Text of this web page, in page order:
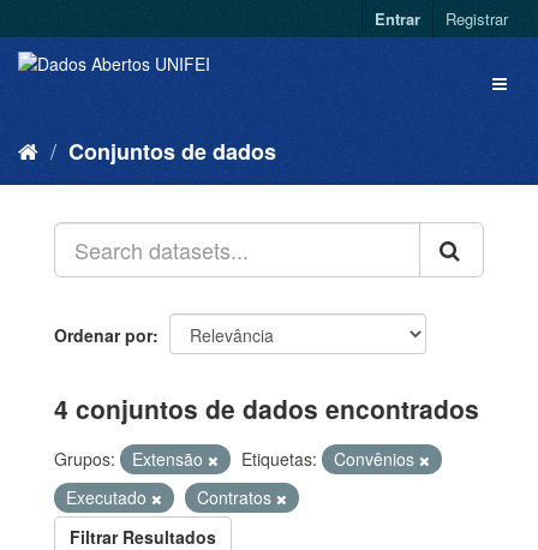
Entrar Registrar
Conjuntos de dados
Ordenar por
4 conjuntos de dados encontrados
Grupos: Extensão Etiquetas:
Convênios
Executado
Contratos
Filtrar Resultados